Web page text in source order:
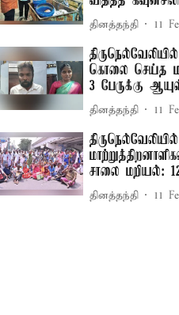
தினத்தந்தி 11
கொலை செய்த
3 பேருக்கு
தினத்தந்தி 11
திருநெல்வேலியில்
சாலை மறியல்:
தினத்தந்தி 11